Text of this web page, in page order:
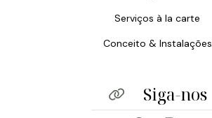
Serviços à la carte
Conceito & Instalações
Siga-nos